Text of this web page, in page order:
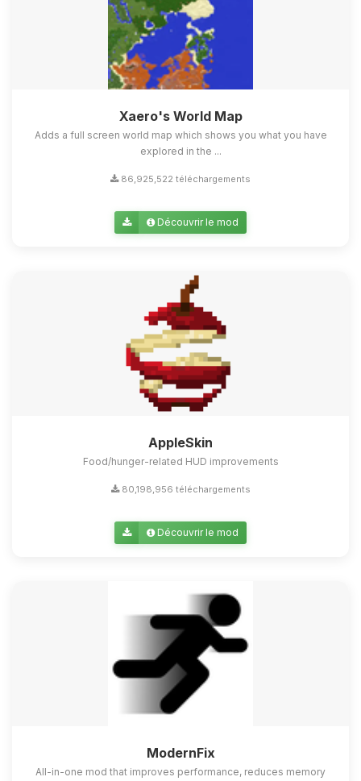
Xaero's World Map
Adds a full screen world map which shows you what you have
explored in the ...
86,925,522 téléchargements
Découvrir le mod
AppleSkin
Food/hunger-related HUD improvements
80,198,956 téléchargements
Découvrir le mod
ModernFix
All-in-one mod that improves performance, reduces memory